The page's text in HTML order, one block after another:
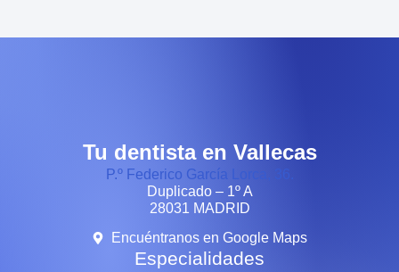
Tu dentista en Vallecas
P.º Federico García Lorca, 36.
Duplicado – 1º A
28031 MADRID
Encuéntranos en Google Maps
Especialidades